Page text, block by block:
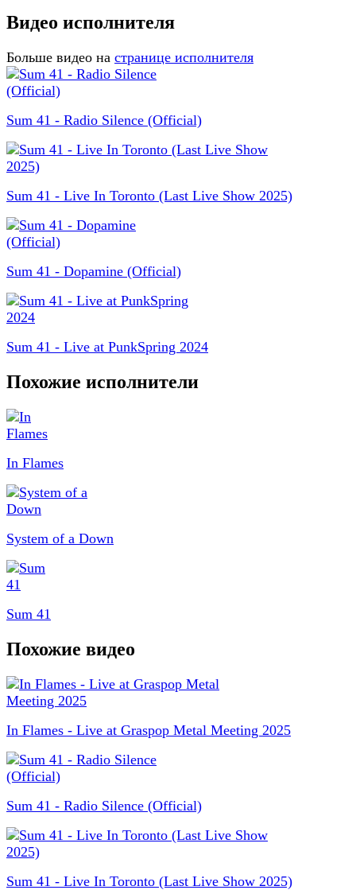
Видео исполнителя
Больше видео на странице исполнителя
Sum 41 - Radio Silence (Official)
Sum 41 - Live In Toronto (Last Live Show 2025)
Sum 41 - Dopamine (Official)
Sum 41 - Live at PunkSpring 2024
Похожие исполнители
In Flames
System of a Down
Sum 41
Похожие видео
In Flames - Live at Graspop Metal Meeting 2025
Sum 41 - Radio Silence (Official)
Sum 41 - Live In Toronto (Last Live Show 2025)